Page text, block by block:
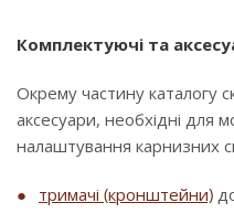
Комплектуючі та
Окрему частину каталогу
аксесуари, необхідні для
налаштування карнизних
тримачі (кронштейни)